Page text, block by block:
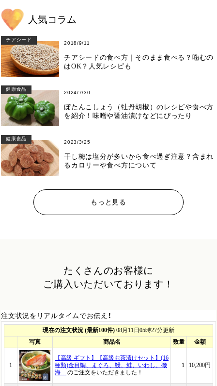
人気コラム
チアシード
2018/9/11
チアシードの食べ方｜そのまま食べる？噛むの
はOK？人気レシピも
健康食品
2024/7/30
ぼたんこしょう（牡丹胡椒）のレシピや食べ方
を紹介！味噌や醤油漬けなどにぴったり
健康食品
2023/3/25
干し梅は塩分が多いから食べ過ぎ注意？含まれ
るカロリーや食べ方について
もっと見る
たくさんのお客様に
ご購入いただいております！
注文状況をリアルタイムでお伝え！